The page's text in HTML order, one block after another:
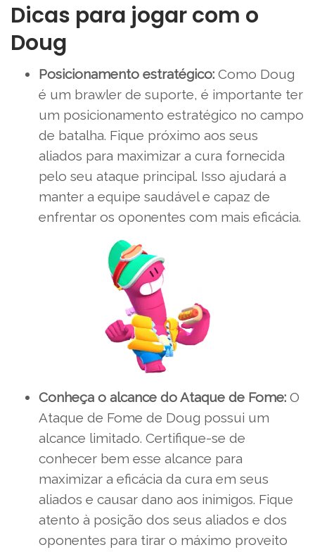
Dicas para jogar com o
Doug
Posicionamento estratégico: Como Doug
é um brawler de suporte, é importante ter
um posicionamento estratégico no campo
de batalha. Fique próximo aos seus
aliados para maximizar a cura fornecida
pelo seu ataque principal. Isso ajudará a
manter a equipe saudável e capaz de
enfrentar os oponentes com mais eficácia.
Conheça o alcance do Ataque de Fome: O
Ataque de Fome de Doug possui um
alcance limitado. Certifique-se de
conhecer bem esse alcance para
maximizar a eficácia da cura em seus
aliados e causar dano aos inimigos. Fique
atento à posição dos seus aliados e dos
oponentes para tirar o máximo proveito